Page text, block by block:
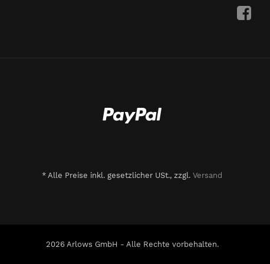
* Alle Preise inkl. gesetzlicher USt., zzgl. Versand
2026 Arlows GmbH - Alle Rechte vorbehalten.